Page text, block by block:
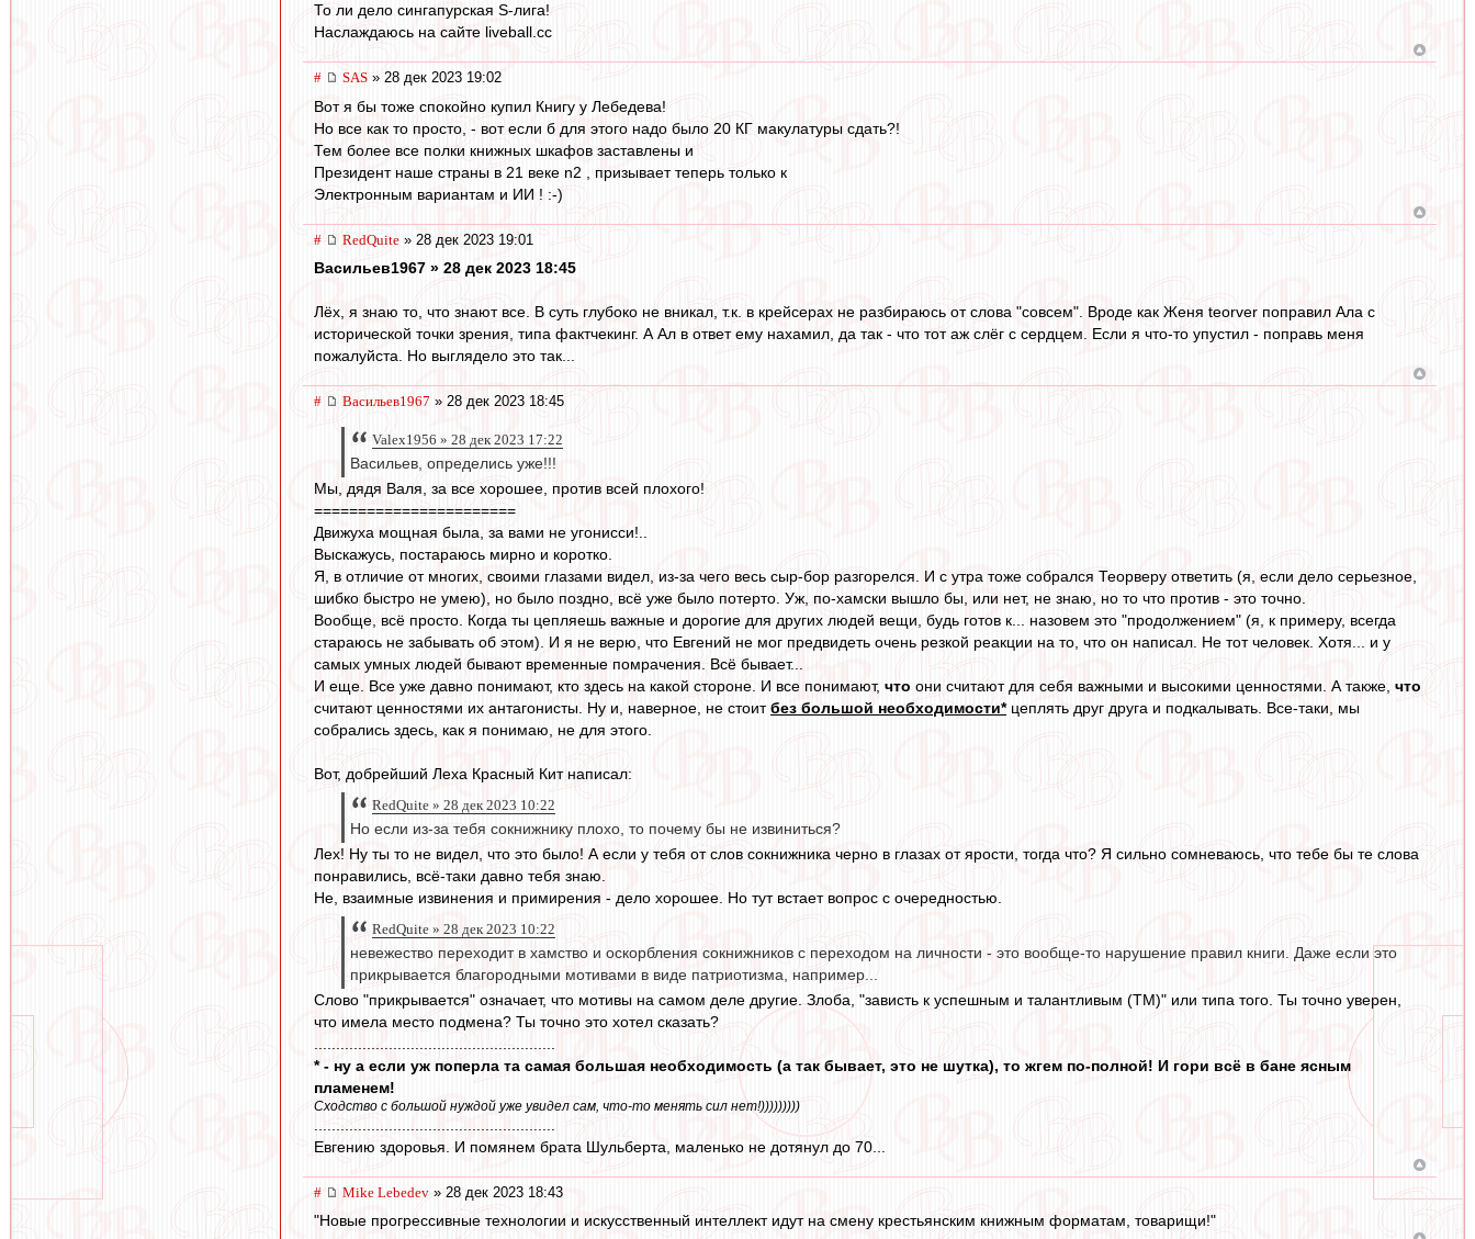
То ли дело сингапурская S-лига!
Наслаждаюсь на сайте liveball.cc
# SAS » 28 дек 2023 19:02
Вот я бы тоже спокойно купил Книгу у Лебедева!
Но все как то просто, - вот если б для этого надо было 20 КГ макулатуры сдать?!
Тем более все полки книжных шкафов заставлены и
Президент наше страны в 21 веке n2 , призывает теперь только к
Электронным вариантам и ИИ ! :-)
# RedQuite » 28 дек 2023 19:01
Васильев1967 » 28 дек 2023 18:45
Лёх, я знаю то, что знают все. В суть глубоко не вникал, т.к. в крейсерах не разбираюсь от слова "совсем". Вроде как Женя teorver поправил Ала с
исторической точки зрения, типа фактчекинг. А Ал в ответ ему нахамил, да так - что тот аж слёг с сердцем. Если я что-то упустил - поправь меня
пожалуйста. Но выглядело это так...
# Васильев1967 » 28 дек 2023 18:45
Valex1956 » 28 дек 2023 17:22
Васильев, определись уже!!!
Мы, дядя Валя, за все хорошее, против всей плохого!
=======================
Движуха мощная была, за вами не угонисси!..
Выскажусь, постараюсь мирно и коротко.
Я, в отличие от многих, своими глазами видел, из-за чего весь сыр-бор разгорелся. И с утра тоже собрался Теорверу ответить (я, если дело серьезное,
шибко быстро не умею), но было поздно, всё уже было потерто. Уж, по-хамски вышло бы, или нет, не знаю, но то что против - это точно.
Вообще, всё просто. Когда ты цепляешь важные и дорогие для других людей вещи, будь готов к... назовем это "продолжением" (я, к примеру, всегда
стараюсь не забывать об этом). И я не верю, что Евгений не мог предвидеть очень резкой реакции на то, что он написал. Не тот человек. Хотя... и у
самых умных людей бывают временные помрачения. Всё бывает...
И еще. Все уже давно понимают, кто здесь на какой стороне. И все понимают, что они считают для себя важными и высокими ценностями. А также, что
считают ценностями их антагонисты. Ну и, наверное, не стоитбез большой необходимости*цеплять друг друга и подкалывать. Все-таки, мы
собрались здесь, как я понимаю, не для этого.
Вот, добрейший Леха Красный Кит написал:
RedQuite » 28 дек 2023 10:22
Но если из-за тебя сокнижнику плохо, то почему бы не извиниться?
Лех! Ну ты то не видел, что это было! А если у тебя от слов сокнижника черно в глазах от ярости, тогда что? Я сильно сомневаюсь, что тебе бы те слова
понравились, всё-таки давно тебя знаю.
Не, взаимные извинения и примирения - дело хорошее. Но тут встает вопрос с очередностью.
RedQuite » 28 дек 2023 10:22
невежество переходит в хамство и оскорбления сокнижников с переходом на личности - это вообще-то нарушение правил книги. Даже если это
прикрывается благородными мотивами в виде патриотизма, например...
Слово "прикрывается" означает, что мотивы на самом деле другие. Злоба, "зависть к успешным и талантливым (ТМ)" или типа того. Ты точно уверен,
что имела место подмена? Ты точно это хотел сказать?
* - ну а если уж поперла та самая большая необходимость (а так бывает, это не шутка), то жгем по-полной! И гори всё в бане ясным
пламенем!
Сходство с большой нуждой уже увидел сам, что-то менять сил нет!)))))))))
Евгению здоровья. И помянем брата Шульберта, маленько не дотянул до 70...
# Mike Lebedev » 28 дек 2023 18:43
"Новые прогрессивные технологии и искусственный интеллект идут на смену крестьянским книжным форматам, товарищи!"